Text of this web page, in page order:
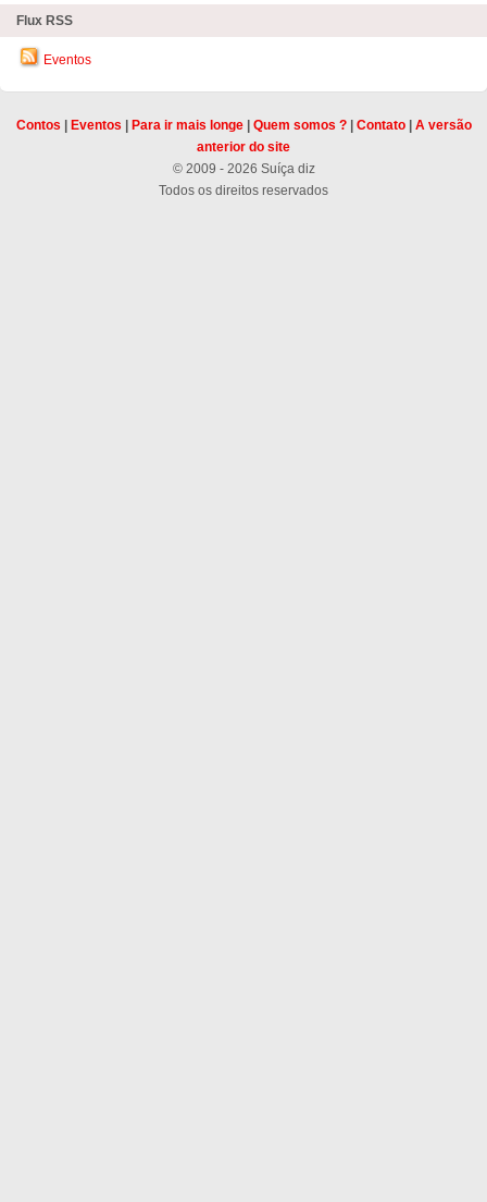
Flux RSS
Eventos
Contos Eventos Para ir mais longe| Quem somos ?| Contato| A versão
anterior do site
© 2009 - 2026 Suíça diz
Todos os direitos reservados